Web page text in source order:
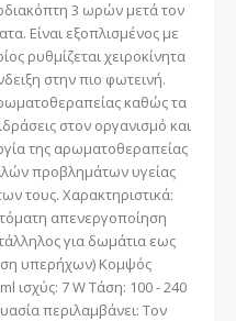
3 ωρών μετά τον
Είναι εξοπλισμένος με
ρυθμίζεται χειροκίνητα
στην πιο φωτεινή.
καθώς τα
στον οργανισμό και
της αρωματοθεραπείας
προβλημάτων υγείας
τους. Χαρακτηριστικά:
απενεργοποίηση
για δωμάτια εως
υπερήχων) Κομψός
ισχύς: 7 W Τάση: 100 - 240
περιλαμβάνει: Τον